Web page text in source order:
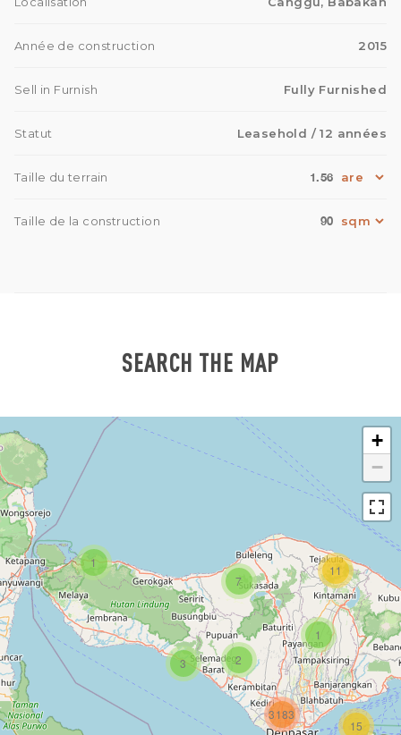
Année de construction 2015
Sell in Furnish Fully Furnished
Statut Leasehold / 12 années
Taille du terrain 1.56
Taille de la construction 90
SEARCH THE MAP
1
1
3
7
2
15
11
3183
+
−